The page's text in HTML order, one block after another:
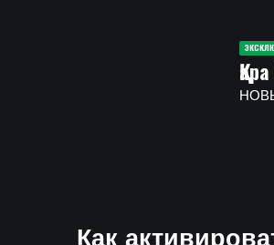
Как